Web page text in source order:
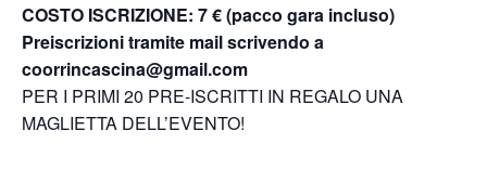
COSTO ISCRIZIONE: 7 € (pacco gara incluso)
Preiscrizioni tramite mail scrivendo a
coorrincascina@gmail.com
PER I PRIMI 20 PRE-ISCRITTI IN REGALO UNA
MAGLIETTA DELL’EVENTO!